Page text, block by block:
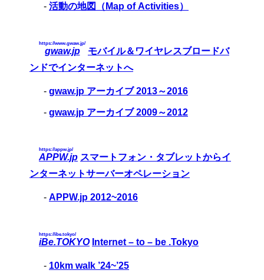
- 活動の地図（Map of Activities）
gwaw.jp
https://www.gwaw.jp/
モバイル＆ワイヤレスブロードバ
ンドでインターネットへ
- gwaw.jp アーカイブ 2013～2016
- gwaw.jp アーカイブ 2009～2012
APPW.jp
https://appw.jp/
スマートフォン・タブレットからイ
ンターネットサーバーオペレーション
- APPW.jp 2012~2016
iBe.TOKYO
https://ibe.tokyo/
Internet – to – be .Tokyo
- 10km walk ’24~’25